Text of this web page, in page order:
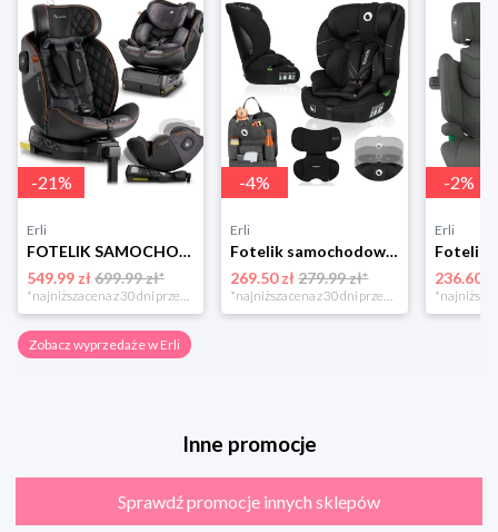
-21%
Erli
FOTELIK SAMOCHODOWY OBROTOWY z NOGĄ 0-36KG ISOFIX NUKIDO I-SIZE 40-150cm
549.99 zł699.99 zł*
-4%
Erli
Fotelik samochodowy 76-150cm SZEROKIE SIEDZISKO 9-36kg Lionelo LEVI I-SIZE
269.50 zł 279.99 zł*
-2%
Erli
236.60 zł
Zobacz wyprzedaże w Erli
Inne promocje
Sprawdź promocje innych sklepów